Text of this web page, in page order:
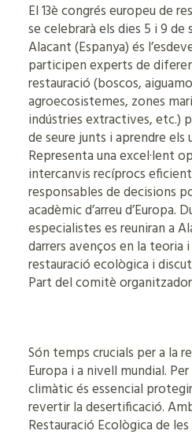
El 13è congrés europeu de
se celebrarà els dies 5 i 9
Alacant (Espanya) és
participen experts de
restauració (boscos,
agroecosistemes, zones
indústries extractives, etc.)
de seure junts i aprendre els
Representa una excel·lent
intercanvis recíprocs
responsables de decisions
acadèmic d’arreu d’Europa.
especialistes es reuniran a
darrers avenços en la teoria
restauració ecològica i
Part del comitè organitzador
Són temps crucials per a la
Europa i a nivell mundial.
climàtic és essencial
revertir la desertificació.
Restauració Ecològica de